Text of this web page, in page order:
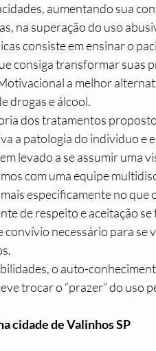
aumentando sua
na superação do uso
consiste em ensinar o
consiga transformar suas
a melhor
drogas e álcool.
dos tratamentos
a patologia do individuo
levado a se assumir uma
com uma equipe
especificamente no que
de respeito e aceitação
necessário para se
o auto-
trocar o “prazer” do uso
cidade de Valinhos SP